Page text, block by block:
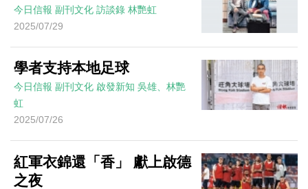
今日信報 副刊文化 訪談錄 林艷虹
2025/07/29
學者支持本地足球
今日信報 副刊文化 啟發新知 吳雄、林艷
虹
2025/07/26
紅軍衣錦還「香」 獻上啟德
之夜